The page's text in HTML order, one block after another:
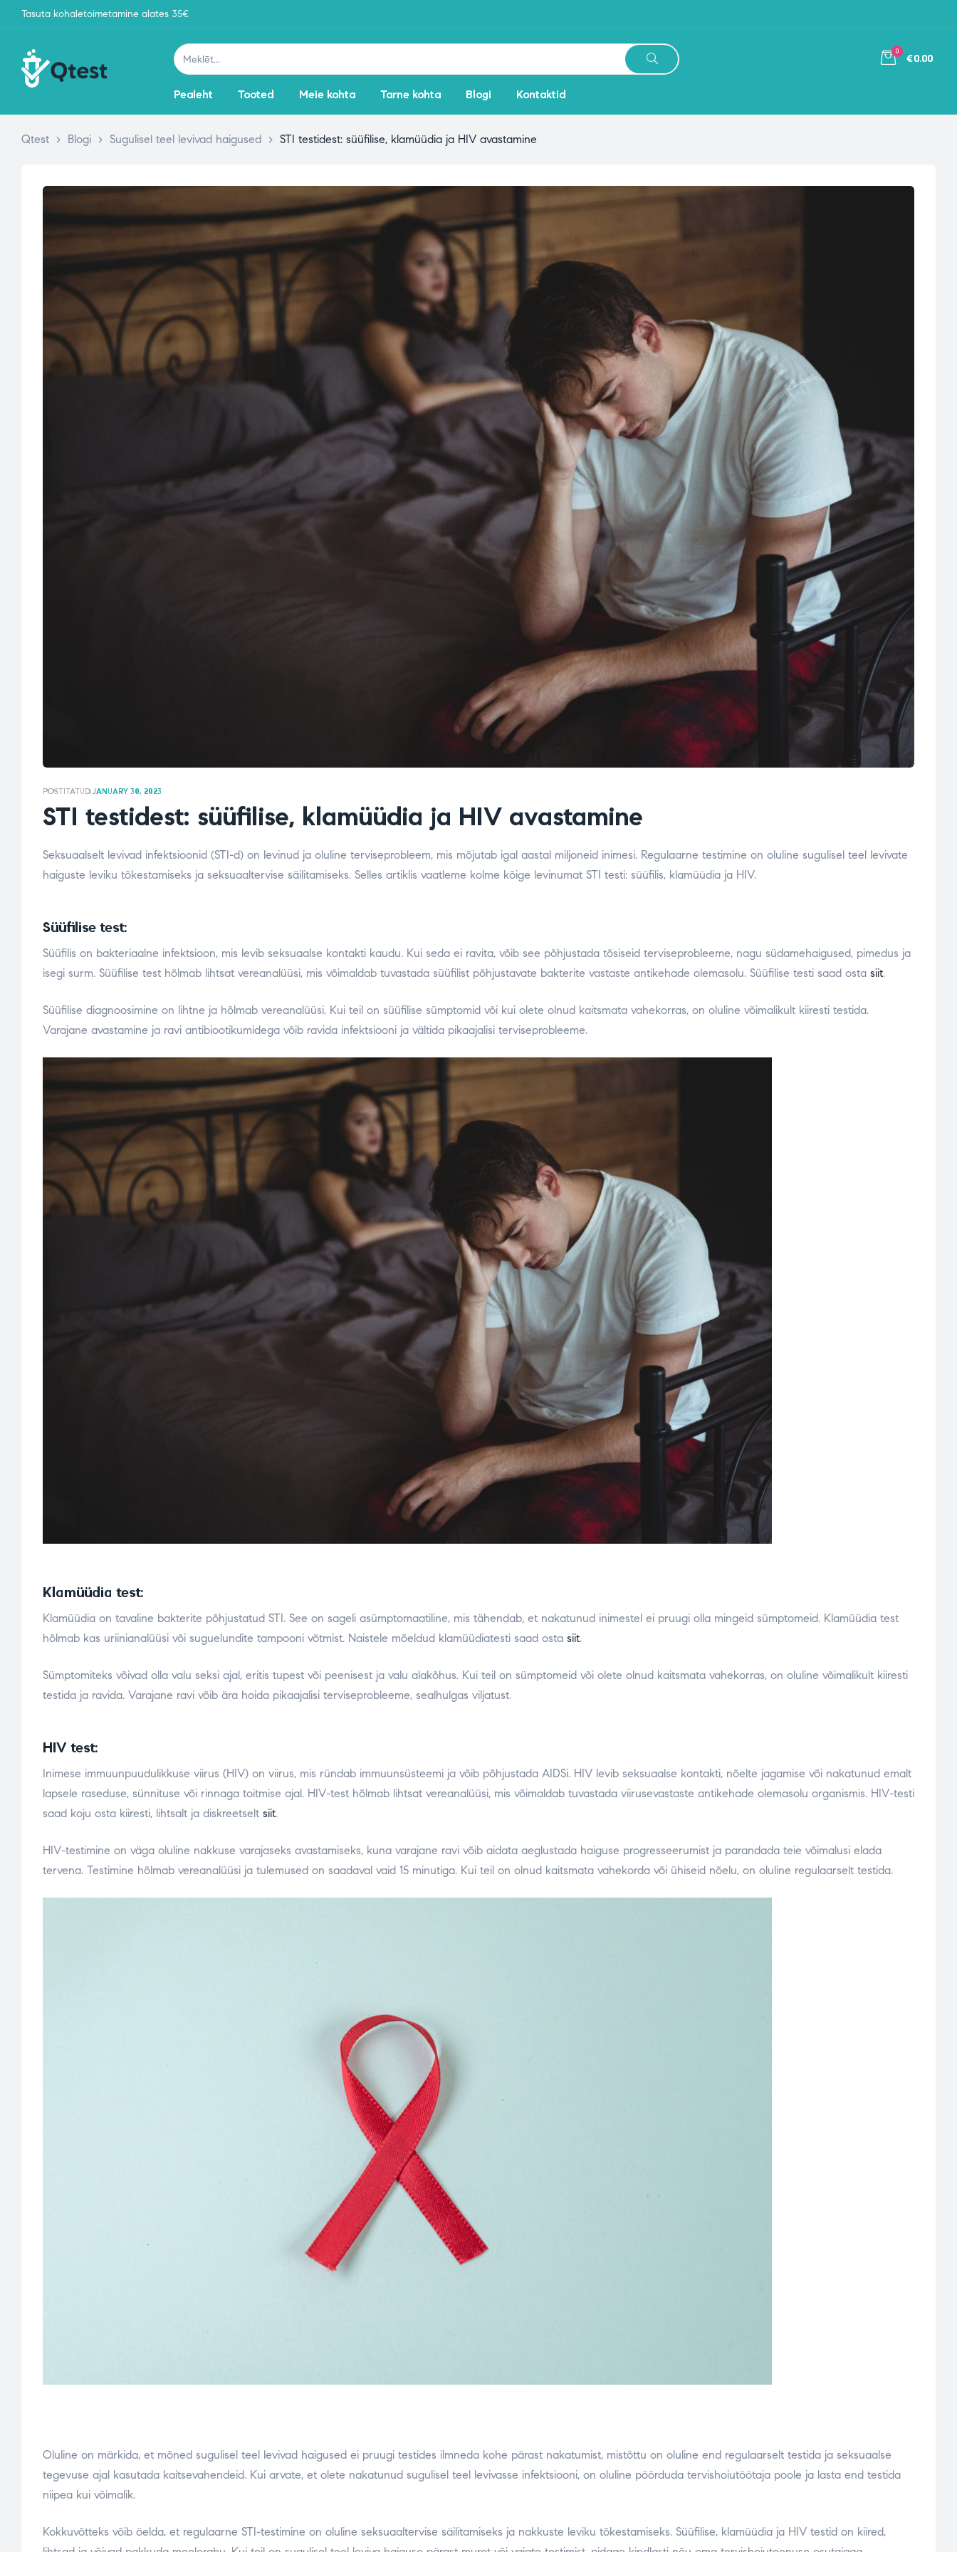
Tasuta kohaletoimetamine alates 35€
0
€0.00
Pealeht Tooted Meie kohta Tarne kohta Blogi Kontaktid
Qtest > Blogi > Sugulisel teel levivad haigused > STI testidest: süüfilise, klamüüdia ja HIV avastamine
POSTITATUD:JANUARY 30, 2023
STI testidest: süüfilise, klamüüdia ja HIV avastamine
Seksuaalselt levivad infektsioonid (STI-d) on levinud ja oluline terviseprobleem, mis mõjutab igal aastal miljoneid inimesi. Regulaarne testimine on oluline sugulisel teel levivate
haiguste leviku tõkestamiseks ja seksuaaltervise säilitamiseks. Selles artiklis vaatleme kolme kõige levinumat STI testi: süüfilis, klamüüdia ja HIV.
Süüfilise test:
Süüfilis on bakteriaalne infektsioon, mis levib seksuaalse kontakti kaudu. Kui seda ei ravita, võib see põhjustada tõsiseid terviseprobleeme, nagu südamehaigused, pimedus ja
isegi surm. Süüfilise test hõlmab lihtsat vereanalüüsi, mis võimaldab tuvastada süüfilist põhjustavate bakterite vastaste antikehade olemasolu. Süüfilise testi saad osta siit.
Süüfilise diagnoosimine on lihtne ja hõlmab vereanalüüsi. Kui teil on süüfilise sümptomid või kui olete olnud kaitsmata vahekorras, on oluline võimalikult kiiresti testida.
Varajane avastamine ja ravi antibiootikumidega võib ravida infektsiooni ja vältida pikaajalisi terviseprobleeme.
Klamüüdia test:
Klamüüdia on tavaline bakterite põhjustatud STI. See on sageli asümptomaatiline, mis tähendab, et nakatunud inimestel ei pruugi olla mingeid sümptomeid. Klamüüdia test
hõlmab kas uriinianalüüsi või suguelundite tampooni võtmist. Naistele mõeldud klamüüdiatesti saad osta siit.
Sümptomiteks võivad olla valu seksi ajal, eritis tupest või peenisest ja valu alakõhus. Kui teil on sümptomeid või olete olnud kaitsmata vahekorras, on oluline võimalikult kiiresti
testida ja ravida. Varajane ravi võib ära hoida pikaajalisi terviseprobleeme, sealhulgas viljatust.
HIV test:
Inimese immuunpuudulikkuse viirus (HIV) on viirus, mis ründab immuunsüsteemi ja võib põhjustada AIDSi. HIV levib seksuaalse kontakti, nõelte jagamise või nakatunud emalt
lapsele raseduse, sünnituse või rinnaga toitmise ajal. HIV-test hõlmab lihtsat vereanalüüsi, mis võimaldab tuvastada viirusevastaste antikehade olemasolu organismis. HIV-testi
saad koju osta kiiresti, lihtsalt ja diskreetselt siit.
HIV-testimine on väga oluline nakkuse varajaseks avastamiseks, kuna varajane ravi võib aidata aeglustada haiguse progresseerumist ja parandada teie võimalusi elada
tervena. Testimine hõlmab vereanalüüsi ja tulemused on saadaval vaid 15 minutiga. Kui teil on olnud kaitsmata vahekorda või ühiseid nõelu, on oluline regulaarselt testida.
Oluline on märkida, et mõned sugulisel teel levivad haigused ei pruugi testides ilmneda kohe pärast nakatumist, mistõttu on oluline end regulaarselt testida ja seksuaalse
tegevuse ajal kasutada kaitsevahendeid. Kui arvate, et olete nakatunud sugulisel teel levivasse infektsiooni, on oluline pöörduda tervishoiutöötaja poole ja lasta end testida
niipea kui võimalik.
Kokkuvõtteks võib öelda, et regulaarne STI-testimine on oluline seksuaaltervise säilitamiseks ja nakkuste leviku tõkestamiseks. Süüfilise, klamüüdia ja HIV testid on kiired,